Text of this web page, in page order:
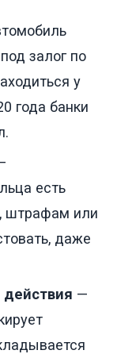
залог по
у
года банки
есть
штрафам или
даже
действия —